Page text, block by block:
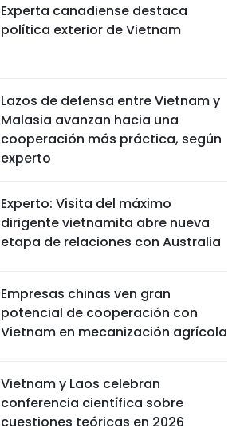
Experta canadiense destaca
política exterior de Vietnam
Lazos de defensa entre Vietnam y
Malasia avanzan hacia una
cooperación más práctica, según
experto
Experto: Visita del máximo
dirigente vietnamita abre nueva
etapa de relaciones con Australia
Empresas chinas ven gran
potencial de cooperación con
Vietnam en mecanización agrícola
Vietnam y Laos celebran
conferencia científica sobre
cuestiones teóricas en 2026